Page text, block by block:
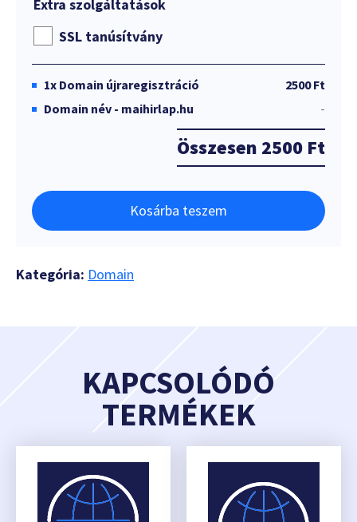
Extra szolgáltatások
SSL tanúsítvány
1x Domain újraregisztráció
2500 Ft
Domain név - maihirlap.hu
-
Összesen 2500 Ft
Kosárba teszem
Kategória: Domain
KAPCSOLÓDÓ
TERMÉKEK